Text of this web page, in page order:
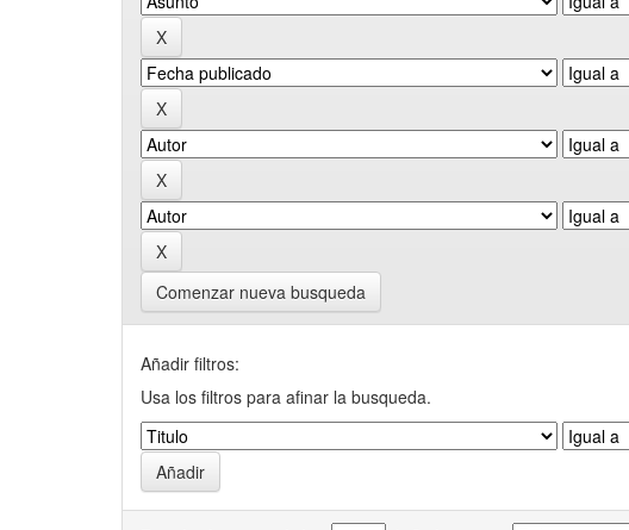
Comenzar nueva busqueda
Añadir filtros:
Usa los filtros para afinar la busqueda.